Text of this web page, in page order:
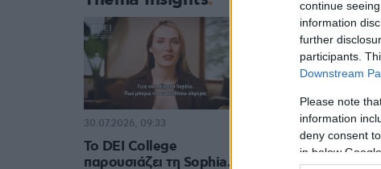
continue
information
further
participants.
Downstream
Please note
information
deny consent
in below
Το DEI College
παρουσιάζει τη Sophia.
30.07.2026, 09:33